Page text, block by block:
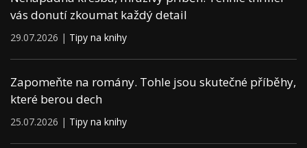
vás donutí zkoumat každý detail
29.07.2026 | Tipy na knihy
Zapomeňte na romány. Tohle jsou skutečné příběhy,
které berou dech
25.07.2026 | Tipy na knihy